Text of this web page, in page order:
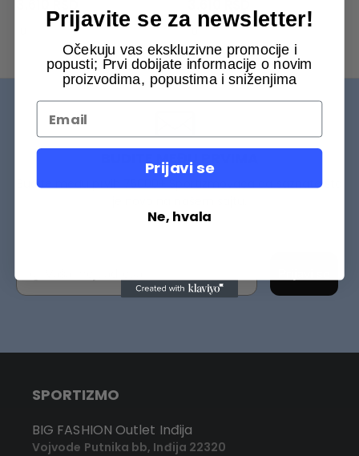
BUDITE MEĐU PRVIMA
Budite među prvih 75000+ Sportizmovaca da saznate šta
SPORTIZMO
BIG FASHION Outlet Inđija
Vojvode Putnika bb, Inđija 22320
Prijavite se za newsletter!
Očekuju vas ekskluzivne promocije i
popusti; Prvi dobijate informacije o novim
proizvodima, popustima i sniženjima
Prijavi se
Ne, hvala